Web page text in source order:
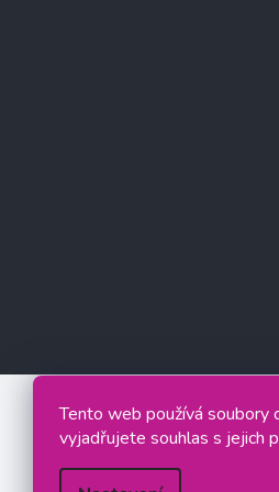
Tento web používá soubory
vyjadřujete souhlas s jejich